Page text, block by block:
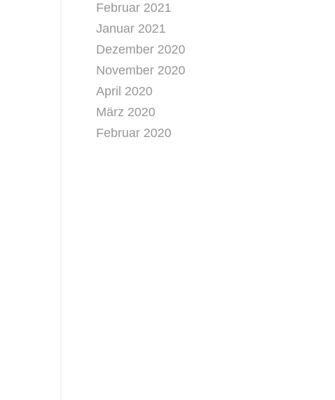
Februar 2021
Januar 2021
Dezember 2020
November 2020
April 2020
März 2020
Februar 2020